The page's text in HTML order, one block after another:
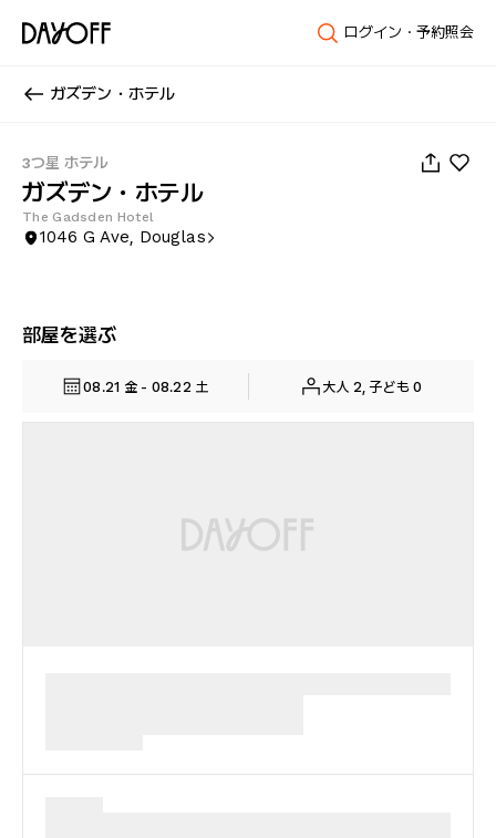
ログイン・予約照会
ガズデン・ホテル
3つ星 ホテル
ガズデン・ホテル
The Gadsden Hotel
1046 G Ave, Douglas
部屋を選ぶ
08.21 金 - 08.22 土 大人 2, 子ども 0